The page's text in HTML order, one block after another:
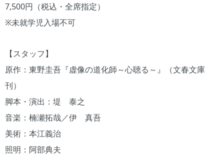
7,500円（税込・全席指定）
※未就学児入場不可
【スタッフ】
原作：東野圭吾『虚像の道化師～心聴る～』（文春文庫
刊）
脚本・演出：堤 泰之
音楽：楠瀬拓哉／伊 真吾
美術：本江義治
照明：阿部典夫